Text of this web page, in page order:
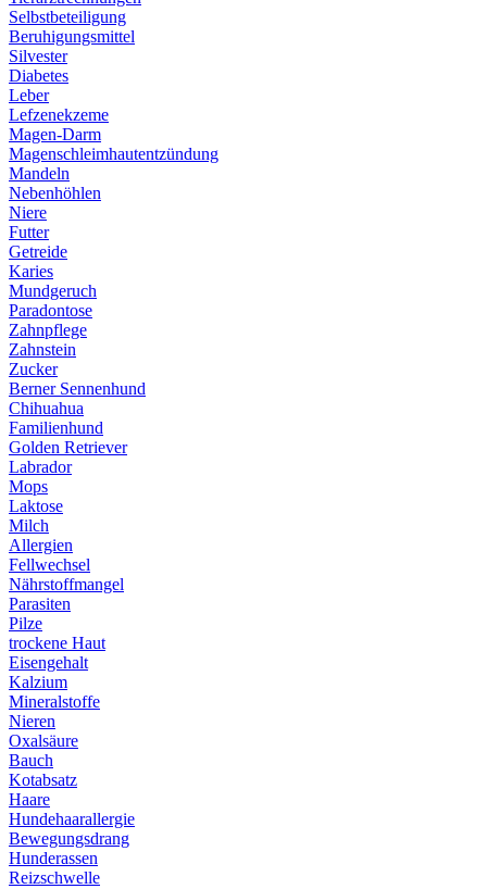
Selbstbeteiligung
Beruhigungsmittel
Silvester
Diabetes
Leber
Lefzenekzeme
Magen-Darm
Magenschleimhautentzündung
Mandeln
Nebenhöhlen
Niere
Futter
Getreide
Karies
Mundgeruch
Paradontose
Zahnpflege
Zahnstein
Zucker
Berner Sennenhund
Chihuahua
Familienhund
Golden Retriever
Labrador
Mops
Laktose
Milch
Allergien
Fellwechsel
Nährstoffmangel
Parasiten
Pilze
trockene Haut
Eisengehalt
Kalzium
Mineralstoffe
Nieren
Oxalsäure
Bauch
Kotabsatz
Haare
Hundehaarallergie
Bewegungsdrang
Hunderassen
Reizschwelle